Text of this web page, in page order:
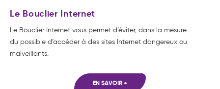
Le Bouclier Internet
Le Bouclier Internet vous permet d’éviter, dans la mesure
du possible d’accéder à des sites Internet dangereux ou
malveillants.
EN SAVOIR +